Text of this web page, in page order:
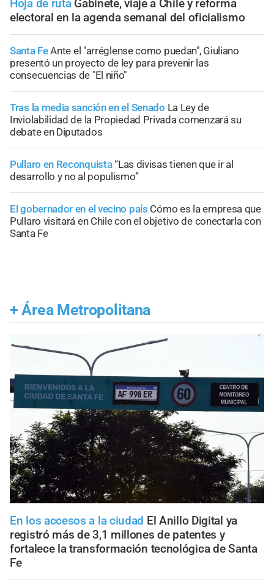
Hoja de ruta Gabinete, viaje a Chile y reforma
electoral en la agenda semanal del oficialismo
Santa FeAnte el "arréglense como puedan", Giuliano
presentó un proyecto de ley para prevenir las
consecuencias de "El niño"
Tras la media sanción en el Senado La Ley de
Inviolabilidad de la Propiedad Privada comenzará su
debate en Diputados
Pullaro en Reconquista“Las divisas tienen que ir al
desarrollo y no al populismo”
El gobernador en el vecino país Cómo es la empresa que
Pullaro visitará en Chile con el objetivo de conectarla con
Santa Fe
+ Área Metropolitana
En los accesos a la ciudad El Anillo Digital ya
registró más de 3,1 millones de patentes y
fortalece la transformación tecnológica de Santa
Fe